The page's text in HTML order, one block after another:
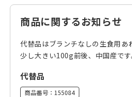
商品に関するお知らせ
代替品はブランチなしの生食用あ
少し大きい100g前後、中国産です
代替品
商品番号： 155084